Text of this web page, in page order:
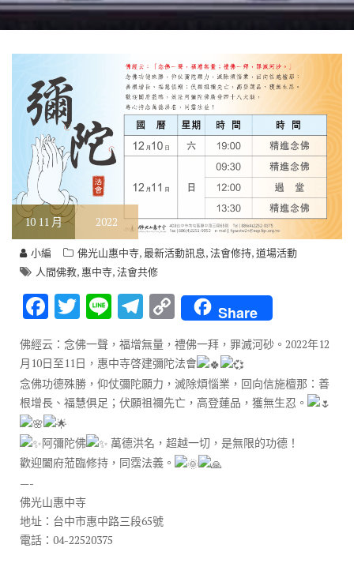
10 11 月 2022
小編 佛光山惠中寺,最新活動訊息,法會修持,道場活動
人間佛教, 惠中寺,法會共修
F
ac
e
b
o
o
k
T
w
it
te
r
Li
n
e
T
el
e
gr
a
m
C
o
p
y
Li
n
k
Share
佛經云：念佛一聲，福增無量，禮佛一拜，罪滅河砂。2022年12
月10日至11日，惠中寺啓建彌陀法會
念佛功德殊勝，仰仗彌陀願力，滅除煩惱業，回向信施檀那：善
根增長、福慧俱足；伏願祖禰先亡，高登蓮品，獲無生忍。
阿彌陀佛
萬德洪名，超越一切，是無限的功德！
歡迎闔府蒞臨修持，同霑法義。
—-
佛光山惠中寺
地址：台中市惠中路三段65號
電話：04-22520375